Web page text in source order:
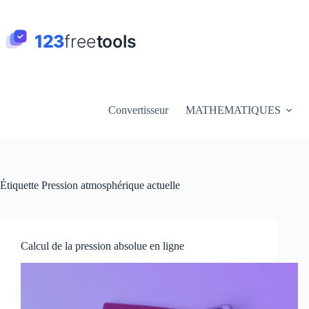
contenu
Convertisseur MATHEMATIQUES
Étiquette Pression atmosphérique actuelle
Calcul de la pression absolue en ligne